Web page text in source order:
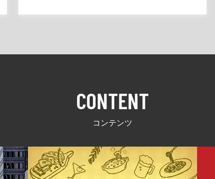
CONTENT
コンテンツ